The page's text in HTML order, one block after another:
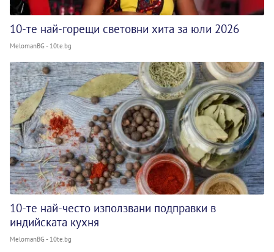
10-те най-горещи световни хита за юли 2026
MelomanBG - 10te.bg
10-те най-често използвани подправки в
индийската кухня
MelomanBG - 10te.bg